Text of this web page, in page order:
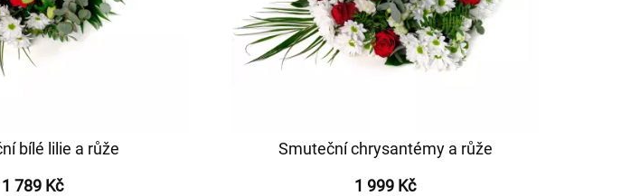
bílé lilie a růže
1 789 Kč
Smuteční chrysantémy a růže
1 999 Kč